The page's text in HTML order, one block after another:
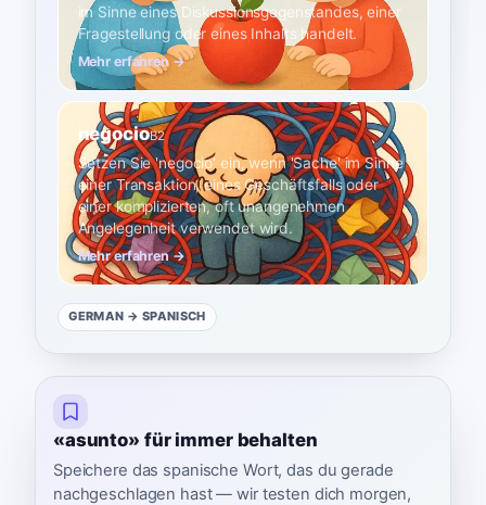
im Sinne eines Diskussionsgegenstandes, einer
Fragestellung oder eines Inhalts handelt.
Mehr erfahren →
negocioB2
Setzen Sie 'negocio' ein, wenn 'Sache' im Sinne
einer Transaktion, eines Geschäftsfalls oder
einer komplizierten, oft unangenehmen
Angelegenheit verwendet wird.
Mehr erfahren →
GERMAN → SPANISCH
«asunto» für immer behalten
Speichere das spanische Wort, das du gerade
nachgeschlagen hast — wir testen dich morgen,